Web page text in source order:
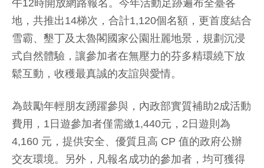
午12時開放網路報名。今年活動足跡遍布全臺各
地，共推出14梯次，合計1,120個名額，更首度結合
雪霸、墾丁及太魯閣國家公園壯麗地景，規劃沉浸
式自然體驗，讓參加者在無壓力的芬多精環繞下放
鬆互動，收穫最真誠的友誼與愛情。
為鼓勵年輕朋友踴躍參與，內政部實質補助2成活動
費用，1日遊參加者僅需繳1,440元，2日遊則為
4,160 元，提供安全、優質且高 CP 值的政府公辦
交友環境。另外，凡報名成功的參加者，均可獲得